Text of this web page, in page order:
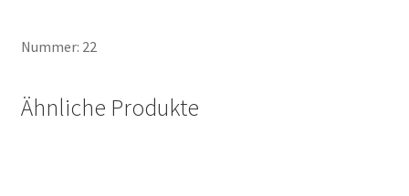
Nummer: 22
Ähnliche Produkte